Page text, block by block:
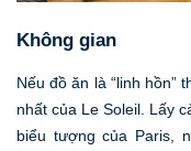
Không gian
Nếu đồ ăn là “linh hồn”
nhất của Le Soleil. Lấy
biểu tượng của Paris,